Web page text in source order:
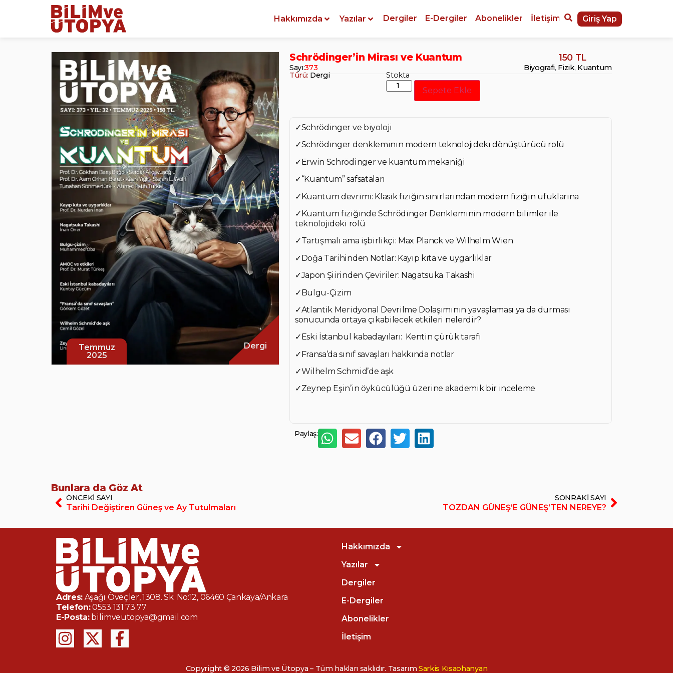
Hakkımızda Yazılar Dergiler E-Dergiler Abonelikler İletişim Giriş Yap
Temmuz
2025
Dergi
Schrödinger’in Mirası ve Kuantum 150 TL
Sayı:373 Biyografi, Fizik, Kuantum
Türü: Dergi Stokta
Sepete Ekle
✓Schrödinger ve biyoloji
✓Schrödinger denkleminin modern teknolojideki dönüştürücü rolü
✓Erwin Schrödinger ve kuantum mekaniği
✓“Kuantum” safsataları
✓Kuantum devrimi: Klasik fiziğin sınırlarından modern fiziğin ufuklarına
✓Kuantum fiziğinde Schrödinger Denkleminin modern bilimler ile
teknolojideki rolü
✓Tartışmalı ama işbirlikçi: Max Planck ve Wilhelm Wien
✓Doğa Tarihinden Notlar: Kayıp kıta ve uygarlıklar
✓Japon Şiirinden Çeviriler: Nagatsuka Takashi
✓Bulgu-Çizim
✓Atlantik Meridyonal Devrilme Dolaşımının yavaşlaması ya da durması
sonucunda ortaya çıkabilecek etkileri nelerdir?
✓Eski İstanbul kabadayıları: Kentin çürük tarafı
✓Fransa’da sınıf savaşları hakkında notlar
✓Wilhelm Schmid’de aşk
✓Zeynep Eşin’in öykücülüğü üzerine akademik bir inceleme
Paylaş:
Bunlara da Göz At
ÖNCEKI SAYI
Tarihi Değiştiren Güneş ve Ay Tutulmaları
SONRAKI SAYI
TOZDAN GÜNEŞ’E GÜNEŞ’TEN NEREYE?
Adres: Aşağı Öveçler, 1308. Sk. No:12, 06460 Çankaya/Ankara
Telefon:0553 131 73 77
E-Posta: bilimveutopya@gmail.com
Hakkımızda
Yazılar
Dergiler
E-Dergiler
Abonelikler
İletişim
Copyright © 2026 Bilim ve Ütopya – Tüm hakları saklıdır. Tasarım Sarkis Kısaohanyan